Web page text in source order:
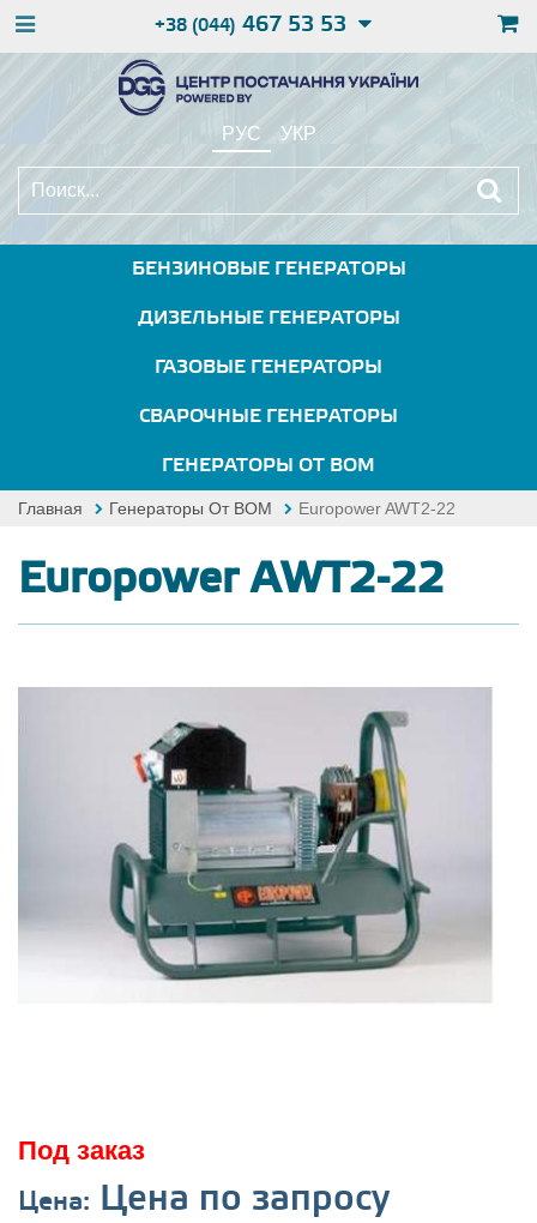
+38 (044) 467 53 53
РУС УКР
БЕНЗИНОВЫЕ ГЕНЕРАТОРЫ
ДИЗЕЛЬНЫЕ ГЕНЕРАТОРЫ
ГАЗОВЫЕ ГЕНЕРАТОРЫ
СВАРОЧНЫЕ ГЕНЕРАТОРЫ
ГЕНЕРАТОРЫ ОТ ВОМ
Главная Генераторы От ВОМ Europower AWT2-22
Europower AWT2-22
Под заказ
Цена: Цена по запросу